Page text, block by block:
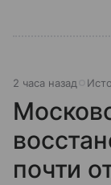
2 часа назад
почти